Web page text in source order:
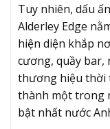
Tuy nhiên, dấu
Alderley Edge
hiện diện khắp
cương, quầy
thương hiệu thời
thành một trong
bật nhất nước